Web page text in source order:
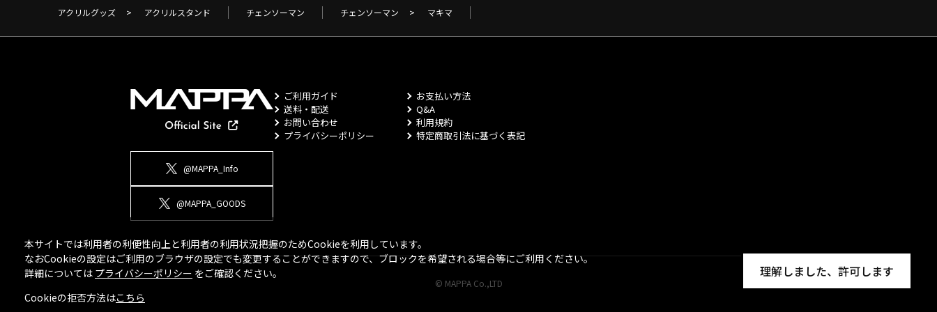
アクリルグッズ > アクリルスタンド チェンソーマン チェンソーマン > マキマ
@MAPPA_Info
@MAPPA_GOODS
ご利用ガイド
お支払い方法
送料・配送
Q&A
お問い合わせ
利用規約
プライバシーポリシー
特定商取引法に基づく表記
© MAPPA Co.,LTD
本サイトでは利用者の利便性向上と利用者の利用状況把握のためCookieを利用しています。
なおCookieの設定はご利用のブラウザの設定でも変更することができますので、ブロックを希望される場合等にご利用ください。
詳細については プライバシーポリシー をご確認ください。
Cookieの拒否方法はこちら
理解しました、許可します